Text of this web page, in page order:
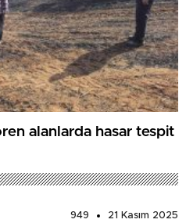
alanlarda hasar tespit
949
21 Kasım 2025